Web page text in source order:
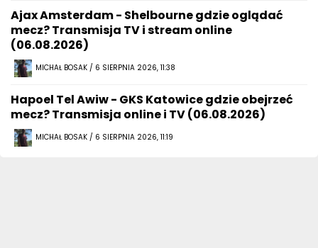
Ajax Amsterdam - Shelbourne gdzie oglądać
mecz? Transmisja TV i stream online
(06.08.2026)
MICHAŁ BOSAK / 6 SIERPNIA 2026, 11:38
Hapoel Tel Awiw - GKS Katowice gdzie obejrzeć
mecz? Transmisja online i TV (06.08.2026)
MICHAŁ BOSAK / 6 SIERPNIA 2026, 11:19